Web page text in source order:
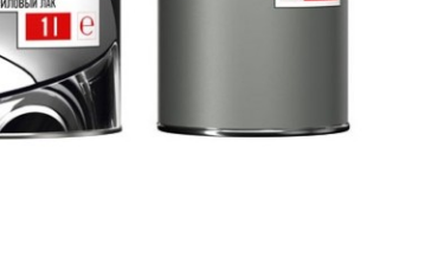
Оберіть мову магазину